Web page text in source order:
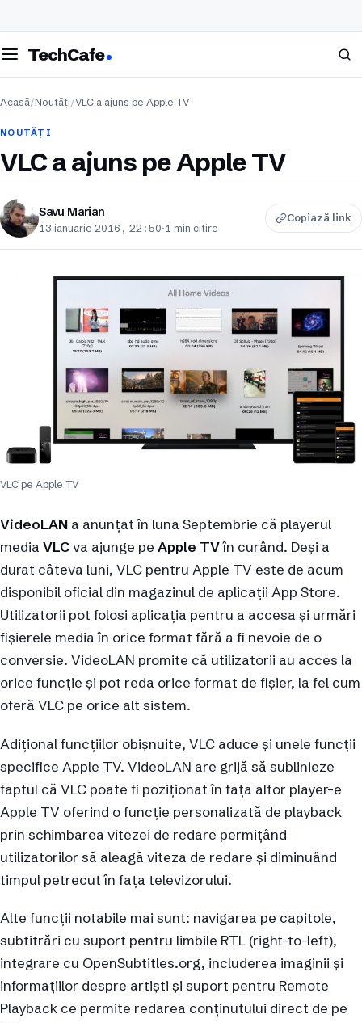
meniul
TechCafe Caută
Acasă/Noutăți/VLC a ajuns pe Apple TV
NOUTĂȚI
VLC a ajuns pe Apple TV
Savu Marian
13 ianuarie 2016, 22:50·1 min citire
Copiază link
VLC pe Apple TV
VideoLAN a anunțat în luna Septembrie că playerul
media VLCva ajunge pe Apple TVîn curând. Deși a
durat câteva luni, VLC pentru Apple TV este de acum
disponibil oficial din magazinul de aplicații App Store.
Utilizatorii pot folosi aplicația pentru a accesa și urmări
fișierele media în orice format fără a fi nevoie de o
conversie. VideoLAN promite că utilizatorii au acces la
orice funcție și pot reda orice format de fișier, la fel cum
oferă VLC pe orice alt sistem.
Adițional funcțiilor obișnuite, VLC aduce și unele funcții
specifice Apple TV. VideoLAN are grijă să sublinieze
faptul că VLC poate fi poziționat în fața altor player-e
Apple TV oferind o funcție personalizată de playback
prin schimbarea vitezei de redare permițând
utilizatorilor să aleagă viteza de redare și diminuând
timpul petrecut în fața televizorului.
Alte funcții notabile mai sunt: navigarea pe capitole,
subtitrări cu suport pentru limbile RTL (right-to-left),
integrare cu OpenSubtitles.org, includerea imaginii și
informațiilor despre artiști și suport pentru Remote
Playback ce permite redarea conținutului direct de pe